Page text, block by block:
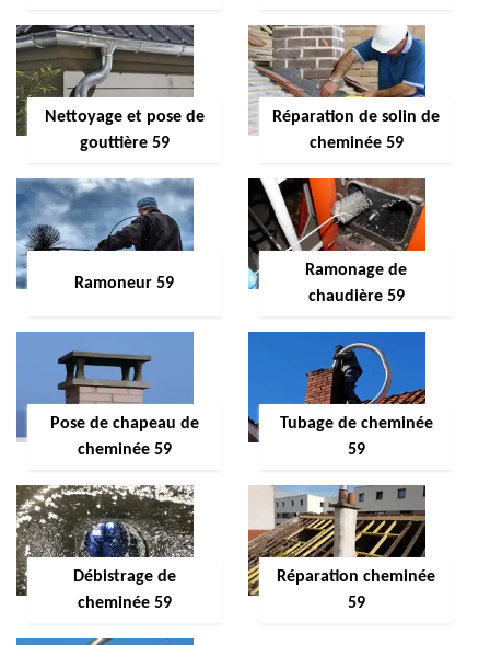
Nettoyage et pose de
gouttière 59
Réparation de solin de
cheminée 59
Ramoneur 59
Ramonage de
chaudière 59
Pose de chapeau de
cheminée 59
Tubage de cheminée
59
Débistrage de
cheminée 59
Réparation cheminée
59